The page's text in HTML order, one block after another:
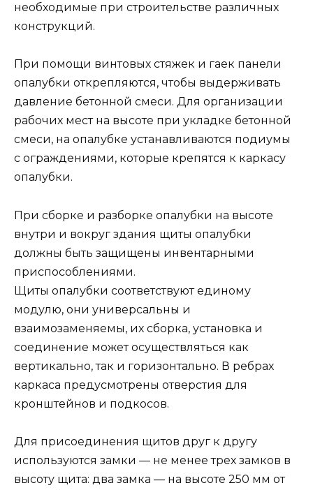
необходимые при строительстве различных
конструкций.
При помощи винтовых стяжек и гаек панели
опалубки открепляются, чтобы выдерживать
давление бетонной смеси. Для организации
рабочих мест на высоте при укладке бетонной
смеси, на опалубке устанавливаются подиумы
с ограждениями, которые крепятся к каркасу
опалубки.
При сборке и разборке опалубки на высоте
внутри и вокруг здания щиты опалубки
должны быть защищены инвентарными
приспособлениями.
Щиты опалубки соответствуют единому
модулю, они универсальны и
взаимозаменяемы, их сборка, установка и
соединение может осуществляться как
вертикально, так и горизонтально. В ребрах
каркаса предусмотрены отверстия для
кронштейнов и подкосов.
Для присоединения щитов друг к другу
используются замки — не менее трех замков в
высоту щита: два замка — на высоте 250 мм от